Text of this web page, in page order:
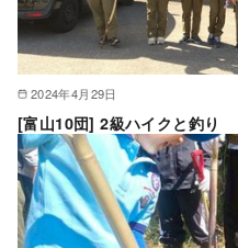
2024年4月29日
[富山10団] 2級ハイクと釣り